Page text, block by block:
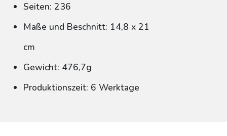
Seiten: 236
Maße und Beschnitt: 14,8 x 21
cm
Gewicht: 476,7g
Produktionszeit: 6 Werktage